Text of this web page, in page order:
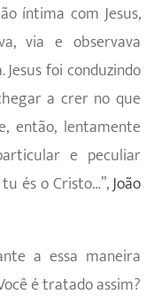
íntima com Jesus,
via e observava
foi conduzindo
a crer no que
então, lentamente
e peculiar
és o Cristo…”,João
a essa maneira
é tratado assim?